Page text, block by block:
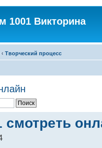
1001 Викторина
‹ Творческий процесс
смотреть